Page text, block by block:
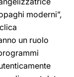
moderni”,
un ruolo